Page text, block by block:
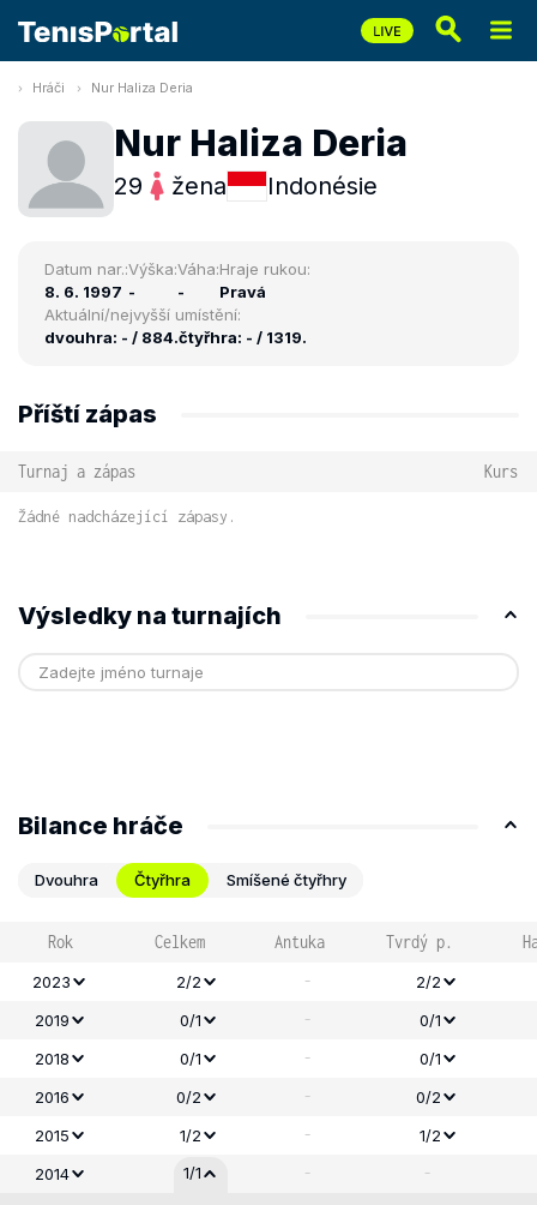
Hráči Nur Haliza Deria
Nur Haliza Deria
29 žena Indonésie
Datum nar.:
8. 6. 1997
Výška:
-
Váha:
-
Hraje rukou:
Pravá
Aktuální/nejvyšší umístění:
dvouhra: - / 884.čtyřhra: - / 1319.
Příští zápas
Turnaj a zápas Kurs
Žádné nadcházející zápasy.
Výsledky na turnajích
Bilance hráče
Dvouhra Čtyřhra Smíšené čtyřhry
Rok Celkem Antuka Tvrdý p.
2023 2/2 -
2/2
2019
0/1 -
0/1
2018
0/1 -
0/1
2016
0/2 -
0/2
2015
1/2 -
1/2
2014
1/1 - -